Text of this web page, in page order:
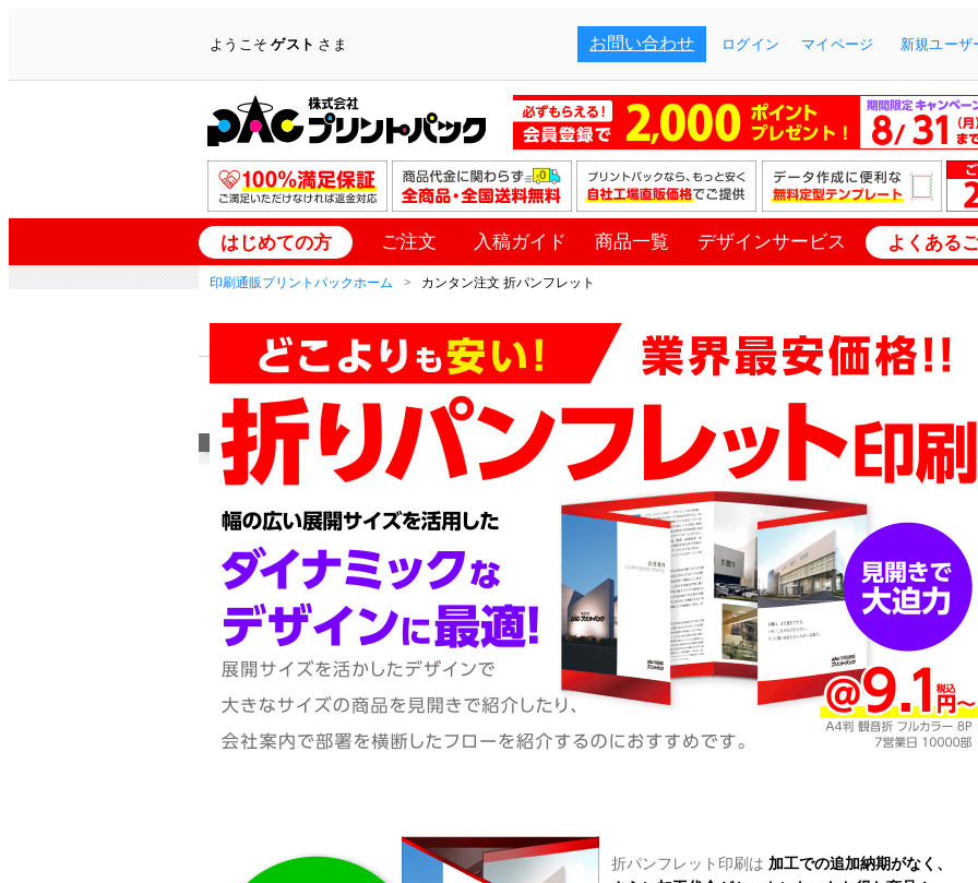
ようこそゲスト さま お問い合わせ ログイン マイページ 新規ユーザ
はじめての方 ご注文 入稿ガイド 商品一覧 デザインサービス よくある
印刷通販プリントパックホーム カンタン注文 折パンフレット
折パンフレット印刷は 加工での追加納期がなく、